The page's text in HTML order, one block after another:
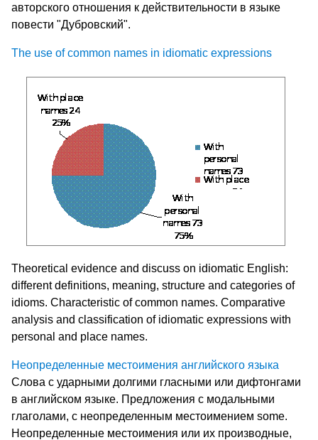
авторского отношения к действительности в языке
повести "Дубровский".
The use of common names in idiomatic expressions
Theoretical evidence and discuss on idiomatic English:
different definitions, meaning, structure and categories of
idioms. Characteristic of common names. Comparative
analysis and classification of idiomatic expressions with
personal and place names.
Неопределенные местоимения английского языка
Слова с ударными долгими гласными или дифтонгами
в английском языке. Предложения с модальными
глаголами, с неопределенным местоимением some.
Неопределенные местоимения или их производные,